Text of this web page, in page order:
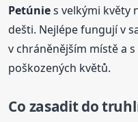
Petúnies velkými květy
dešti. Nejlépe fungují v
v chráněnějším místě a
poškozených květů.
Co zasadit do